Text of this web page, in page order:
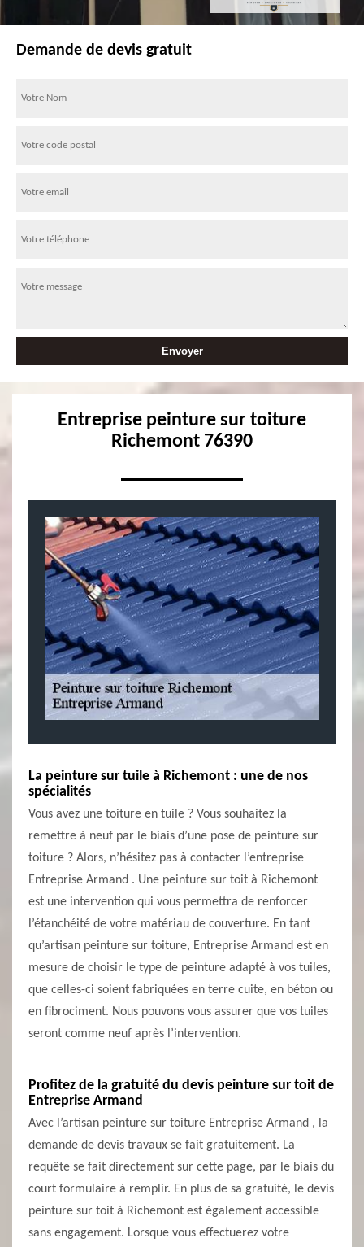
Demande de devis gratuit
Entreprise peinture sur toiture
Richemont 76390
La peinture sur tuile à Richemont : une de nos
spécialités
Vous avez une toiture en tuile ? Vous souhaitez la
remettre à neuf par le biais d’une pose de peinture sur
toiture ? Alors, n’hésitez pas à contacter l’entreprise
Entreprise Armand . Une peinture sur toit à Richemont
est une intervention qui vous permettra de renforcer
l’étanchéité de votre matériau de couverture. En tant
qu’artisan peinture sur toiture, Entreprise Armand est en
mesure de choisir le type de peinture adapté à vos tuiles,
que celles-ci soient fabriquées en terre cuite, en béton ou
en fibrociment. Nous pouvons vous assurer que vos tuiles
seront comme neuf après l’intervention.
Profitez de la gratuité du devis peinture sur toit de
Entreprise Armand
Avec l’artisan peinture sur toiture Entreprise Armand , la
demande de devis travaux se fait gratuitement. La
requête se fait directement sur cette page, par le biais du
court formulaire à remplir. En plus de sa gratuité, le devis
peinture sur toit à Richemont est également accessible
sans engagement. Lorsque vous effectuerez votre